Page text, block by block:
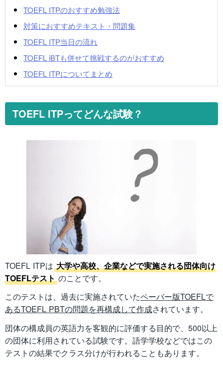
TOEFL ITPのおすすめ勉強法
対策におすすめテキスト・問題集
TOEFL ITP当日の流れ
TOEFL iBTも併せて挑戦するのがおすすめ
TOEFL ITPについてまとめ
TOEFL ITPってどんな試験？
TOEFL ITPは 大学や高校、企業などで実施される団体向け
TOEFLテスト のことです。
このテストは、過去に実施されていたペーバー版TOEFLで
あるTOEFL PBTの問題を再構成して作成されています。
団体の構成員の英語力を客観的に評価する目的で、500以上
の団体に利用されている試験です。語学学校などではこの
テストの結果でクラス分けが行われることもあります。